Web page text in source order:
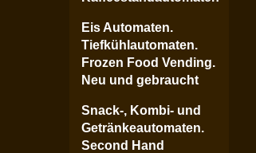
Eis Automaten.
Tiefkühlautomaten.
Frozen Food Vending.
Neu und gebraucht
Snack-, Kombi- und
Getränkeautomaten.
Second Hand